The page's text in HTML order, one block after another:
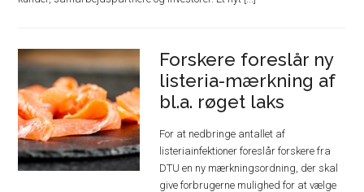
Forskere foreslår ny
listeria-mærkning af
bl.a. røget laks
For at nedbringe antallet af
listeriainfektioner foreslår forskere fra
DTU en ny mærkningsordning, der skal
give forbrugerne mulighed for at vælge